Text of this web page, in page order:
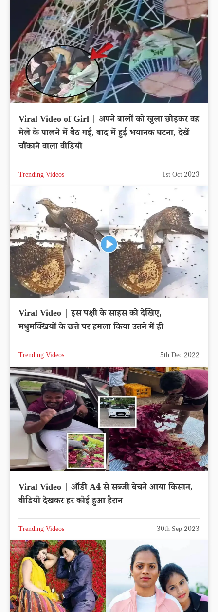
Viral Video of Girl | अपने बालों को खुला छोड़कर वह
मेले के पालने में बैठ गई, बाद में हुई भयानक घटना, देखें
चौंकाने वाला वीडियो
Trending Videos 1st Oct 2023
Viral Video | इस पक्षी के साहस को देखिए,
मधुमक्खियों के छत्ते पर हमला किया उतने में ही
Trending Videos 5th Dec 2022
Viral Video | ऑडी A4 से सब्जी बेचने आया किसान,
वीडियो देखकर हर कोई हुआ हैरान
Trending Videos 30th Sep 2023